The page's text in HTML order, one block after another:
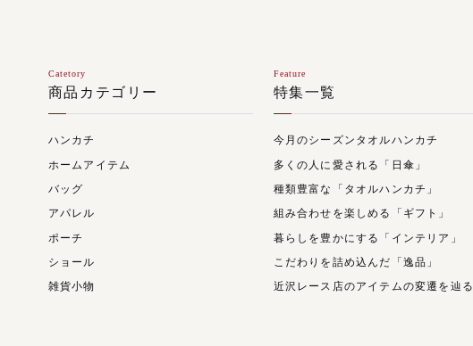
Catetory
商品カテゴリー
ハンカチ
ホームアイテム
バッグ
アパレル
ポーチ
ショール
雑貨小物
Feature
特集一覧
今月のシーズンタオルハンカチ
多くの人に愛される「日傘」
種類豊富な「タオルハンカチ」
組み合わせを楽しめる「ギフト」
暮らしを豊かにする「インテリア」
こだわりを詰め込んだ「逸品」
近沢レース店のアイテムの変遷を辿る